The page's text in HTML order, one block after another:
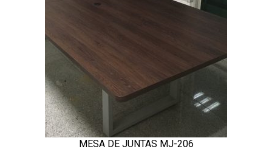
MESA DE JUNTAS MJ-206